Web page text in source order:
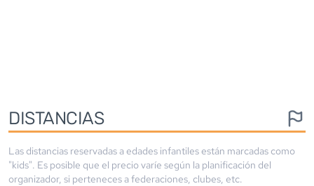
DISTANCIAS
Las distancias reservadas a edades infantiles están marcadas como
"kids". Es posible que el precio varíe según la planificación del
organizador, si perteneces a federaciones, clubes, etc.